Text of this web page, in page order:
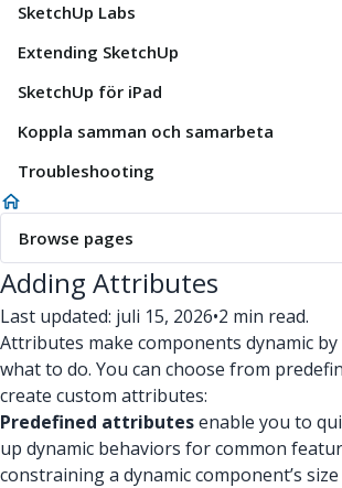
SketchUp Labs
Extending SketchUp
SketchUp för iPad
Koppla samman och samarbeta
Troubleshooting
Browse pages
Adding Attributes
Last updated: juli 15, 2026•2 min read.
Attributes make components dynamic
what to do. You can choose from
create custom attributes:
Predefined attributesenable you to
up dynamic behaviors for common
constraining a dynamic component’s